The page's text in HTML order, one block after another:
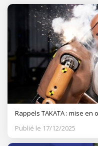
Rappels TAKATA : mise
Publié le 17/12/2025